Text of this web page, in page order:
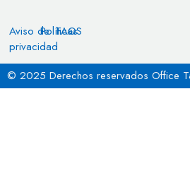
Aviso de
privacidad
Políticas
FAQS
© 2025 Derechos reservados Office